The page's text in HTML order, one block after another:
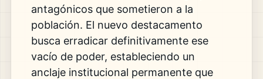
antagónicos que sometieron a la
población. El nuevo destacamento
busca erradicar definitivamente ese
vacío de poder, estableciendo un
anclaje institucional permanente que